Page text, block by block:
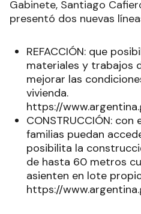
Gabinete, Santiago
presentó dos nuevas
REFACCIÓN: que
materiales y trabajos
mejorar las
vivienda.
https://
CONSTRUCCIÓN:
familias puedan
posibilita la
de hasta 60 metros
asienten en lote
https://